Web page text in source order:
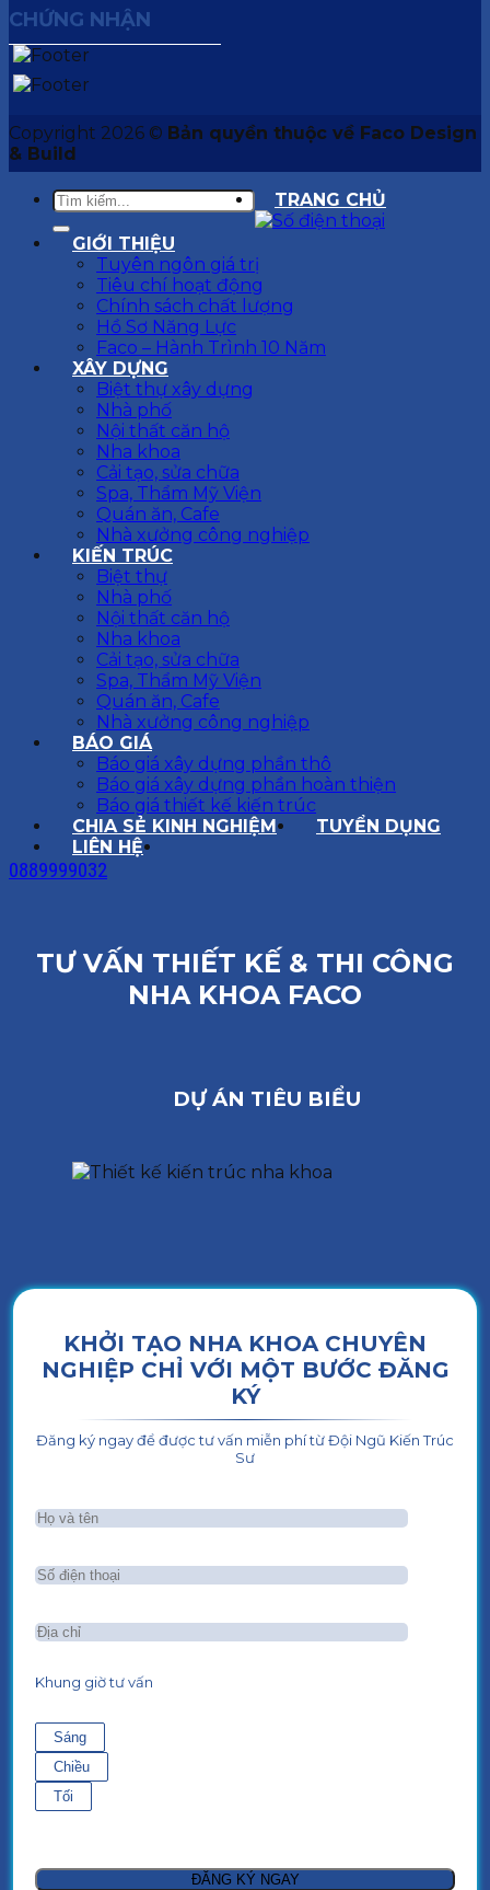
CHỨNG NHẬN
Copyright 2026 © Bản quyền thuộc về Faco Design
& Build
TRANG CHỦ
GIỚI THIỆU
Tuyên ngôn giá trị
Tiêu chí hoạt động
Chính sách chất lượng
Hồ Sơ Năng Lực
Faco – Hành Trình 10 Năm
XÂY DỰNG
Biệt thự xây dựng
Nhà phố
Nội thất căn hộ
Nha khoa
Cải tạo, sửa chữa
Spa, Thẩm Mỹ Viện
Quán ăn, Cafe
Nhà xưởng công nghiệp
KIẾN TRÚC
Biệt thự
Nhà phố
Nội thất căn hộ
Nha khoa
Cải tạo, sửa chữa
Spa, Thẩm Mỹ Viện
Quán ăn, Cafe
Nhà xưởng công nghiệp
BÁO GIÁ
Báo giá xây dựng phần thô
Báo giá xây dựng phần hoàn thiện
Báo giá thiết kế kiến trúc
CHIA SẺ KINH NGHIỆM
TUYỂN DỤNG
LIÊN HỆ
0889999032
TƯ VẤN THIẾT KẾ & THI CÔNG
NHA KHOA FACO
DỰ ÁN TIÊU BIỂU
KHỞI TẠO NHA KHOA CHUYÊN
NGHIỆP CHỈ VỚI MỘT BƯỚC ĐĂNG
KÝ
Đăng ký ngay để được tư vấn miễn phí từ Đội Ngũ Kiến Trúc
Sư
Khung giờ tư vấn
Sáng
Chiều
Tối